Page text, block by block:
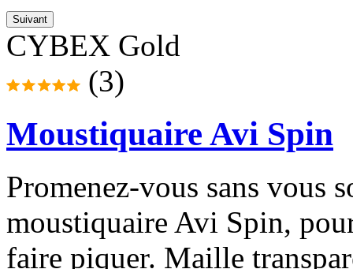
Suivant
CYBEX Gold
(3)
Moustiquaire Avi Spin
Promenez-vous sans vous
moustiquaire Avi Spin,
faire piquer. Maille